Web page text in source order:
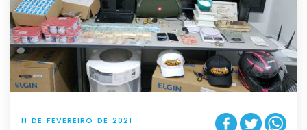
11 DE FEVEREIRO DE 2021